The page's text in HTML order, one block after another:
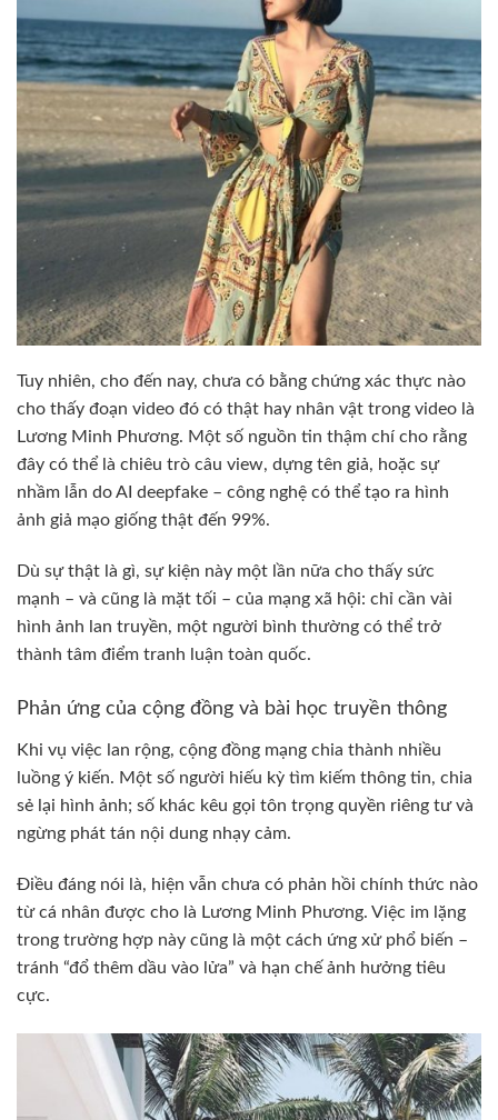
Tuy nhiên, cho đến nay, chưa có bằng chứng xác thực nào
cho thấy đoạn video đó có thật hay nhân vật trong video là
Lương Minh Phương. Một số nguồn tin thậm chí cho rằng
đây có thể là chiêu trò câu view, dựng tên giả, hoặc sự
nhầm lẫn do AI deepfake – công nghệ có thể tạo ra hình
ảnh giả mạo giống thật đến 99%.
Dù sự thật là gì, sự kiện này một lần nữa cho thấy sức
mạnh – và cũng là mặt tối – của mạng xã hội: chỉ cần vài
hình ảnh lan truyền, một người bình thường có thể trở
thành tâm điểm tranh luận toàn quốc.
Phản ứng của cộng đồng và bài học truyền thông
Khi vụ việc lan rộng, cộng đồng mạng chia thành nhiều
luồng ý kiến. Một số người hiếu kỳ tìm kiếm thông tin, chia
sẻ lại hình ảnh; số khác kêu gọi tôn trọng quyền riêng tư và
ngừng phát tán nội dung nhạy cảm.
Điều đáng nói là, hiện vẫn chưa có phản hồi chính thức nào
từ cá nhân được cho là Lương Minh Phương. Việc im lặng
trong trường hợp này cũng là một cách ứng xử phổ biến –
tránh “đổ thêm dầu vào lửa” và hạn chế ảnh hưởng tiêu
cực.